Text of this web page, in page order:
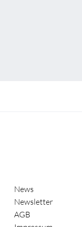
News
Newsletter
AGB